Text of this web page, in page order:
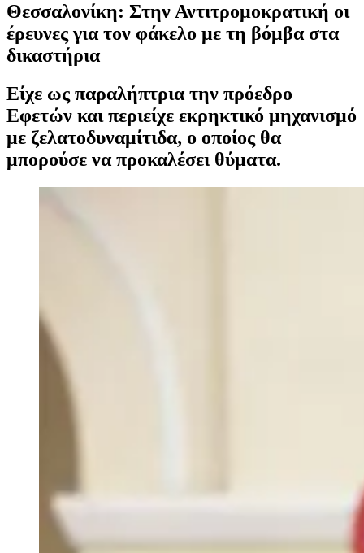
Θεσσαλονίκη: Στην Αντιτρομοκρατική οι
έρευνες για τον φάκελο με τη βόμβα στα
δικαστήρια
Είχε ως παραλήπτρια την πρόεδρο
Εφετών και περιείχε εκρηκτικό μηχανισμό
με ζελατοδυναμίτιδα, ο οποίος θα
μπορούσε να προκαλέσει θύματα.